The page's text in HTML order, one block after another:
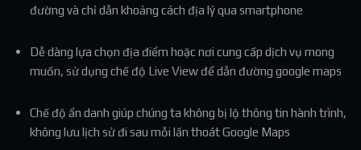
đường và chỉ dẫn khoảng cách địa lý qua smartphone
Dễ dàng lựa chọn địa điểm hoặc nơi cung cấp dịch vụ mong
muốn, sử dụng chế độ Live View để dẫn đường google maps
Chế độ ẩn danh giúp chúng ta không bị lộ thông tin hành trình,
không lưu lịch sử đi sau mỗi lần thoát Google Maps